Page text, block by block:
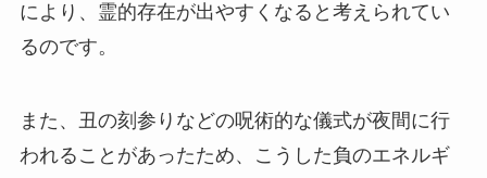
により、霊的存在が出やすくなると考えられてい
るのです。
また、丑の刻参りなどの呪術的な儀式が夜間に行
われることがあったため、こうした負のエネルギ